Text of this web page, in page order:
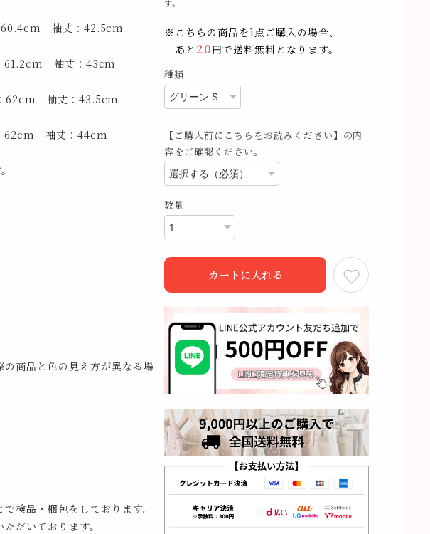
袖丈：42.5cm
61.2cm 袖丈：43cm
62cm 袖丈：43.5cm
62cm 袖丈：44cm
商品と色の見え方が異なる場
検品・梱包をしております。
だいております。
す。
※こちらの商品を1点ご購入の場合、
あと 20円で送料無料となります。
種類
【ご購入前にこちらをお読みください】の内
容をご確認ください。
数量
カートに入れる